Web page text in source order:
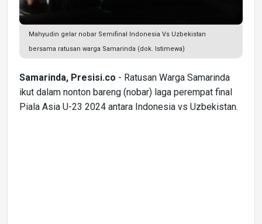
Mahyudin gelar nobar Semifinal Indonesia Vs Uzbekistan
bersama ratusan warga Samarinda (dok. Istimewa)
Samarinda, Presisi.co - Ratusan Warga Samarinda
ikut dalam nonton bareng (nobar) laga perempat final
Piala Asia U-23 2024 antara Indonesia vs Uzbekistan.